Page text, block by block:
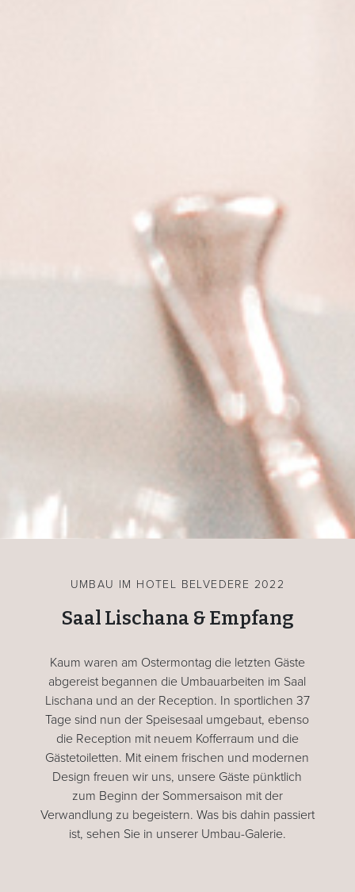
UMBAU IM HOTEL BELVEDERE 2022
Saal Lischana & Empfang
Kaum waren am Ostermontag die letzten Gäste
abgereist begannen die Umbauarbeiten im Saal
Lischana und an der Reception. In sportlichen 37
Tage sind nun der Speisesaal umgebaut, ebenso
die Reception mit neuem Kofferraum und die
Gästetoiletten. Mit einem frischen und modernen
Design freuen wir uns, unsere Gäste pünktlich
zum Beginn der Sommersaison mit der
Verwandlung zu begeistern. Was bis dahin passiert
ist, sehen Sie in unserer Umbau-Galerie.